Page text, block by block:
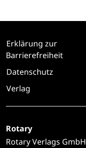
Erklärung zur
Barrierefreiheit
Datenschutz
Verlag
Rotary
Rotary Verlags GmbH